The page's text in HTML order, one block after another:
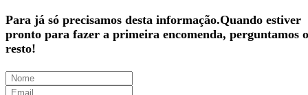
Para já só precisamos desta informação.Quando estiver
pronto para fazer a primeira encomenda, perguntamos o
resto!